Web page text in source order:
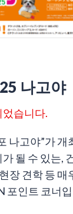
나고야
었습니다.
나고야”가
될 수 있는,
장 견학 등 매
포인트 코너